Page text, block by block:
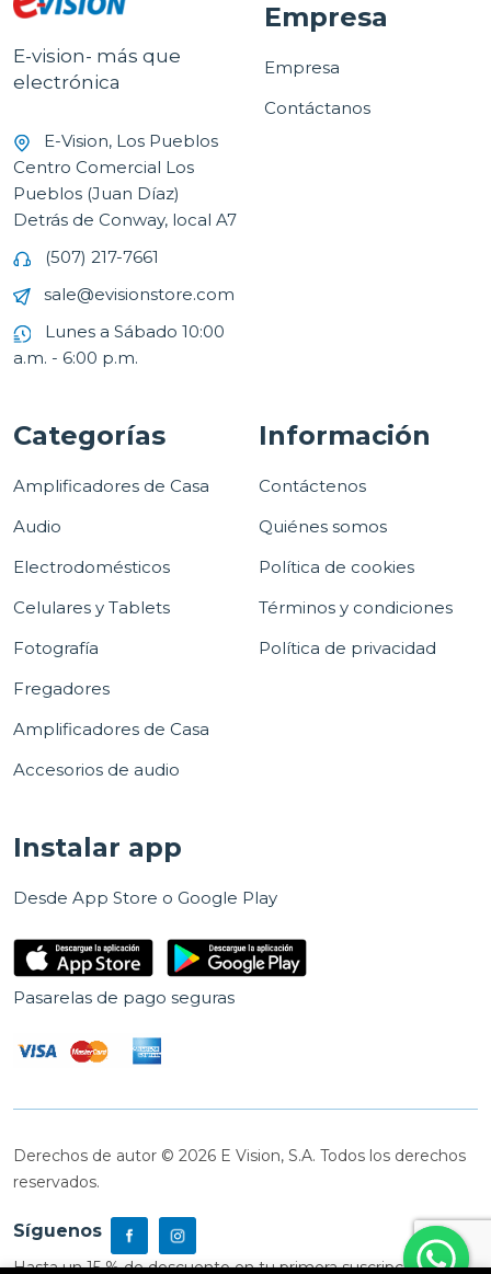
E-vision- más que
electrónica
E-Vision, Los Pueblos
Centro Comercial Los
Pueblos (Juan Díaz)
Detrás de Conway, local A7
(507) 217-7661
sale@evisionstore.com
Lunes a Sábado 10:00
a.m. - 6:00 p.m.
Empresa
Empresa
Contáctanos
Categorías
Amplificadores de Casa
Audio
Electrodomésticos
Celulares y Tablets
Fotografía
Fregadores
Amplificadores de Casa
Accesorios de audio
Información
Contáctenos
Quiénes somos
Política de cookies
Términos y condiciones
Política de privacidad
Instalar app
Desde App Store o Google Play
Pasarelas de pago seguras
Derechos de autor © 2026 E Vision, S.A. Todos los derechos
reservados.
Síguenos
Hasta un 15 % de descuento en tu primera suscripción